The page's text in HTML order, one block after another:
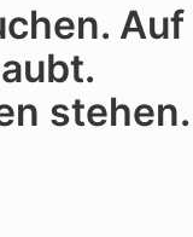
stehen.